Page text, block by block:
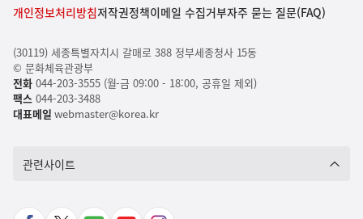
개인정보처리방침저작권정책이메일 수집거부자주 묻는 질문(FAQ)
(30119) 세종특별자치시 갈매로 388 정부세종청사 15동
© 문화체육관광부
전화044-203-3555 (월-금 09:00 - 18:00, 공휴일 제외)
팩스044-203-3488
대표메일 webmaster@korea.kr
관련사이트